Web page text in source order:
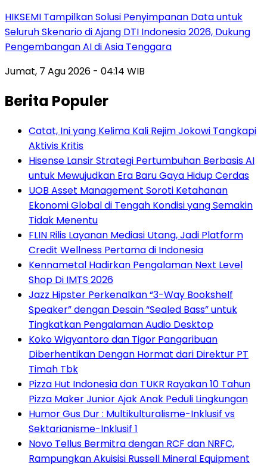
HIKSEMI Tampilkan Solusi Penyimpanan Data untuk
Seluruh Skenario di Ajang DTI Indonesia 2026, Dukung
Pengembangan AI di Asia Tenggara
Jumat, 7 Agu 2026 - 04:14 WIB
Berita Populer
Catat, Ini yang Kelima Kali Rejim Jokowi Tangkapi
Aktivis Kritis
Hisense Lansir Strategi Pertumbuhan Berbasis AI
untuk Mewujudkan Era Baru Gaya Hidup Cerdas
UOB Asset Management Soroti Ketahanan
Ekonomi Global di Tengah Kondisi yang Semakin
Tidak Menentu
FLIN Rilis Layanan Mediasi Utang, Jadi Platform
Credit Wellness Pertama di Indonesia
Kennametal Hadirkan Pengalaman Next Level
Shop Di IMTS 2026
Jazz Hipster Perkenalkan “3-Way Bookshelf
Speaker” dengan Desain “Sealed Bass” untuk
Tingkatkan Pengalaman Audio Desktop
Koko Wigyantoro dan Tigor Pangaribuan
Diberhentikan Dengan Hormat dari Direktur PT
Timah Tbk
Pizza Hut Indonesia dan TUKR Rayakan 10 Tahun
Pizza Maker Junior Ajak Anak Peduli Lingkungan
Humor Gus Dur : Multikulturalisme-Inklusif vs
Sektarianisme-Inklusif 1
Novo Tellus Bermitra dengan RCF dan NRFC,
Rampungkan Akuisisi Russell Mineral Equipment